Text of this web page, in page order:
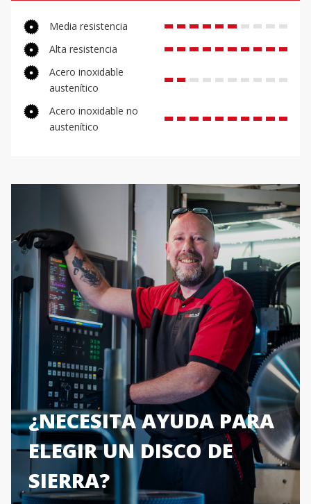
Media resistencia
Alta resistencia
Acero inoxidable
austenítico
Acero inoxidable no
austenítico
¿NECESITA AYUDA PARA
ELEGIR UN DISCO DE
SIERRA?